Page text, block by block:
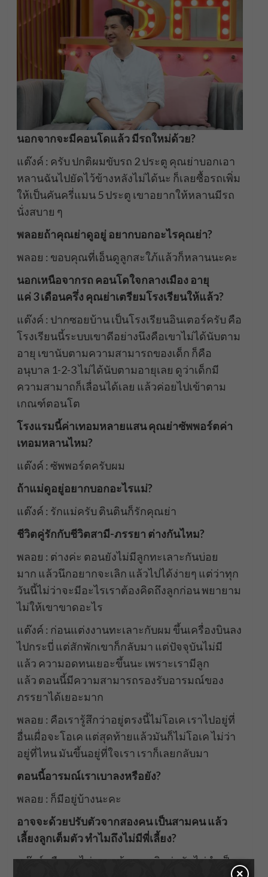
นอกจากจะมีคอนโดแล้ว มีรถใหม่ด้วย?
แต๊งค์ : ครับ ปกติผมขับรถ 2 ประตู คุณย่าบอกเอา
หลานฉันไปยัดไว้ข้างหลังไม่ได้นะ ก็เลยซื้อรถเพิ่ม
ให้เป็นคันครี่แมน 5 ประตู เขาอยากให้หลานมีรถ
นั่งสบาย ๆ
พลอยถ้าคุณย่าดูอยู่ อยากบอกอะไรคุณย่า?
พลอย : ขอบคุณที่เอ็นดูลูกสะใภ้แล้วก็หลานนะคะ
นอกเหนือจากรถ คอนโดใจกลางเมือง อายุ
แค่ 3 เดือนครึ่ง คุณย่าเตรียมโรงเรียนให้แล้ว?
แต๊งค์ : ปากซอยบ้าน เป็นโรงเรียนอินเตอร์ครับ คือ
โรงเรียนนี้ระบบเขาดีอย่างนึงคือเขาไม่ได้นับตาม
อายุ เขานับตามความสามารถของเด็ก ก็คือ
อนุบาล 1-2-3 ไม่ได้นับตามอายุเลย ดูว่าเด็กมี
ความสามาถก็เลื่อนได้เลย แล้วค่อยไปเข้าตาม
เกณฑ์ตอนโต
โรงแรมนี้ค่าเทอมหลายแสน คุณย่าซัพพอร์ตค่า
เทอมหลานไหม?
แต๊งค์ : ซัพพอร์ตครับผม
ถ้าแม่ดูอยู่อยากบอกอะไรแม่?
แต๊งค์ : รักแม่ครับ ตินตินก็รักคุณย่า
ชีวิตคู่รักกับชีวิตสามี-ภรรยา ต่างกันไหม?
พลอย : ต่างค่ะ ตอนยังไม่มีลูกทะเลาะกันบ่อย
มาก แล้วนึกอยากจะเลิก แล้วไปได้ง่ายๆ แต่ว่าทุก
วันนี้ไม่ว่าจะมีอะไรเราต้องคิดถึงลูกก่อน พยายาม
ไม่ให้เขาขาดอะไร
แต๊งค์ : ก่อนแต่งงานทะเลาะกับผม ขึ้นเครื่องบินลง
ไปกระบี่ แต่สักพักเขาก็กลับมา แต่ปัจจุบันไม่มี
แล้ว ความอดทนเยอะขึ้นนะ เพราะเรามีลูก
แล้ว ตอนนี้มีความสามารถรองรับอารมณ์ของ
ภรรยาได้เยอะมาก
พลอย : คือเรารู้สึกว่าอยู่ตรงนี้ไม่โอเค เราไปอยู่ที่
อื่นเผื่อจะโอเค แต่สุดท้ายแล้วมันก็ไม่โอเค ไม่ว่า
อยู่ที่ไหน มันขึ้นอยู่ที่ใจเรา เราก็เลยกลับมา
ตอนนี้อารมณ์เราเบาลงหรือยัง?
พลอย : ก็มีอยู่บ้างนะคะ
อาจจะด้วยปรับตัวจากสองคน เป็นสามคน แล้ว
เลี้ยงลูกเต็มตัว ทำไมถึงไม่มีพี่เลี้ยง?
แต๊งค์ : คือเราไม่อยากจ้าง เราคิดว่ามันไม่จำเป็น
×